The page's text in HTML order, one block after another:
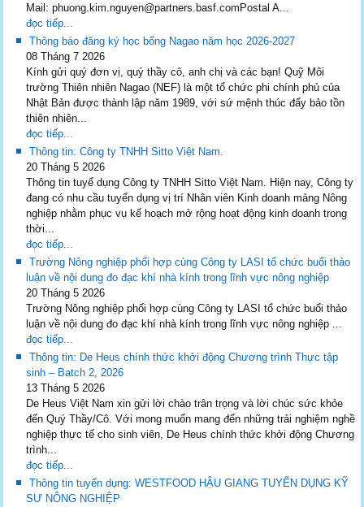
Mail: phuong.kim.nguyen@partners.basf.comPostal A...
đọc tiếp...
Thông báo đăng ký học bổng Nagao năm học 2026-2027
08 Tháng 7 2026
Kính gửi quý đơn vị, quý thầy cô, anh chị và các bạn! Quỹ Môi
trường Thiên nhiên Nagao (NEF) là một tổ chức phi chính phủ của
Nhật Bản được thành lập năm 1989, với sứ mệnh thúc đẩy bảo tồn
thiên nhiên...
đọc tiếp...
Thông tin: Công ty TNHH Sitto Việt Nam.
20 Tháng 5 2026
Thông tin tuyể dụng Công ty TNHH Sitto Việt Nam. Hiện nay, Công ty
đang có nhu cầu tuyển dụng vị trí Nhân viên Kinh doanh mảng Nông
nghiệp nhằm phục vụ kế hoạch mở rộng hoạt động kinh doanh trong
thời...
đọc tiếp...
Trường Nông nghiệp phối hợp cùng Công ty LASI tổ chức buổi thảo
luận về nội dung đo đạc khí nhà kính trong lĩnh vực nông nghiệp
20 Tháng 5 2026
Trường Nông nghiệp phối hợp cùng Công ty LASI tổ chức buổi thảo
luận về nội dung đo đạc khí nhà kính trong lĩnh vực nông nghiệp ...
đọc tiếp...
Thông tin: De Heus chính thức khởi động Chương trình Thực tập
sinh – Batch 2, 2026
13 Tháng 5 2026
De Heus Việt Nam xin gửi lời chào trân trọng và lời chúc sức khỏe
đến Quý Thầy/Cô. Với mong muốn mang đến những trải nghiệm nghề
nghiệp thực tế cho sinh viên, De Heus chính thức khởi động Chương
trình...
đọc tiếp...
Thông tin tuyển dụng: WESTFOOD HẬU GIANG TUYỂN DỤNG KỸ
SƯ NÔNG NGHIỆP